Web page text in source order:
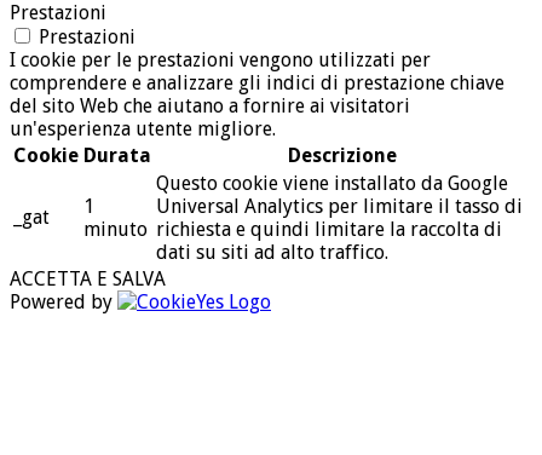
Prestazioni
Prestazioni
I cookie per le prestazioni vengono utilizzati per
comprendere e analizzare gli indici di prestazione chiave
del sito Web che aiutano a fornire ai visitatori
un'esperienza utente migliore.
Cookie Durata Descrizione
_gat
1
minuto
Questo cookie viene installato da Google
Universal Analytics per limitare il tasso di
richiesta e quindi limitare la raccolta di
dati su siti ad alto traffico.
ACCETTA E SALVA
Powered by